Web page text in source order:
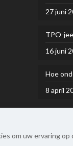
gekozen
de
27 juni
TPO-jee
16 juni
Hoe
8 april
| Webdesign:
om uw ervaring